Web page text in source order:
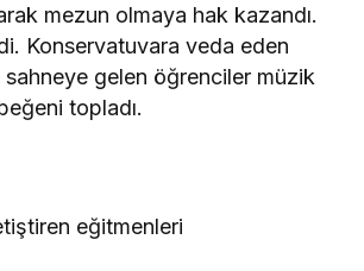
mezun olmaya hak kazandı.
Konservatuvara veda eden
sahneye gelen öğrenciler müzik
topladı.
eğitmenleri